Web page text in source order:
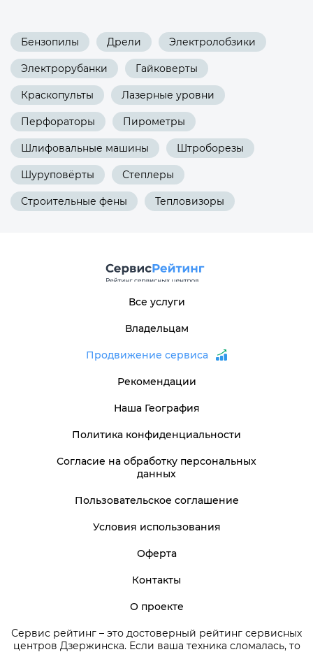
Бензопилы Дрели Электролобзики
Электрорубанки Гайковерты
Краскопульты Лазерные уровни
Перфораторы Пирометры
Шлифовальные машины Штроборезы
Шуруповёрты Степлеры
Строительные фены Тепловизоры
Сервис рейтинг – это достоверный рейтинг сервисных
центров Дзержинска. Если ваша техника сломалась, то
Все услуги
Владельцам
Продвижение сервиса
Рекомендации
Наша География
Политика конфиденциальности
Согласие на обработку персональных
данных
Пользовательское соглашение
Условия использования
Оферта
Контакты
О проекте